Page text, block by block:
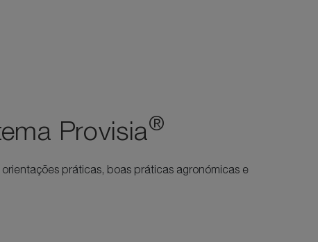
Provisia®
orientações práticas, boas práticas agronómicas e